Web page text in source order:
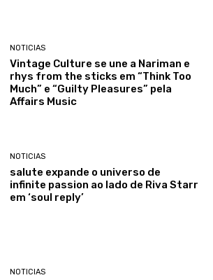
NOTICIAS
Vintage Culture se une a Nariman e
rhys from the sticks em “Think Too
Much” e “Guilty Pleasures” pela
Affairs Music
NOTICIAS
salute expande o universo de
infinite passion ao lado de Riva Starr
em ‘soul reply’
NOTICIAS